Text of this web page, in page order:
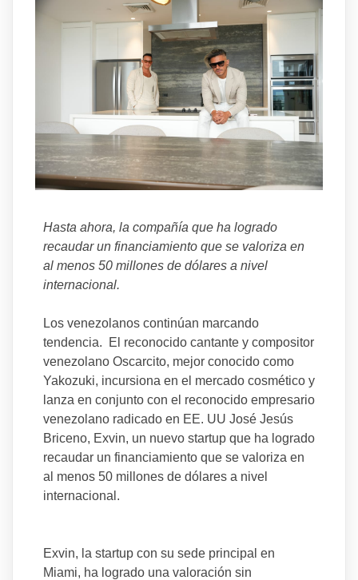
Hasta ahora, la compañía que ha logrado
recaudar un financiamiento que se valoriza en
al menos 50 millones de dólares a nivel
internacional.
Los venezolanos continúan marcando
tendencia. El reconocido cantante y compositor
venezolano Oscarcito, mejor conocido como
Yakozuki, incursiona en el mercado cosmético y
lanza en conjunto con el reconocido empresario
venezolano radicado en EE. UU José Jesús
Briceno, Exvin, un nuevo startup que ha logrado
recaudar un financiamiento que se valoriza en
al menos 50 millones de dólares a nivel
internacional.
Exvin, la startup con su sede principal en
Miami, ha logrado una valoración sin